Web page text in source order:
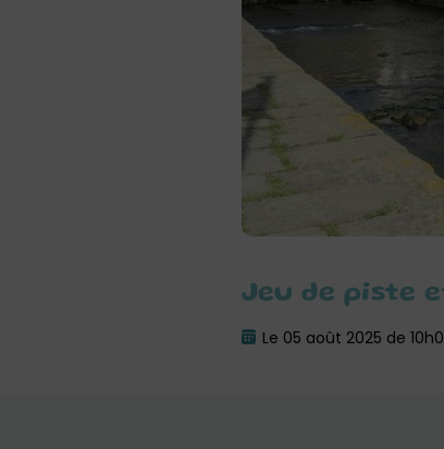
Jeu de piste
Le 05 août 2025 de